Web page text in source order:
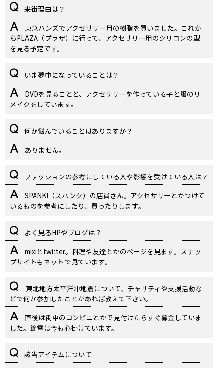
来街理由は？
東急ハンズでアクセサリー用の樹脂を買いました。これか
らPLAZA（プラザ）に行って、アクセサリー用のシリコンの型
を見る予定です。
いま夢中になっていることは？
DVDを見ることと、アクセサリーを作っている子と服のリ
メイクをしています。
何か悩んでいることはありますか？
ありません。
ファッションの参考にしている人や影響を受けている人は？
SPANK!（スパンク）の店員さん。アクセサリーとかつけて
いるものを参考にしたり、買ったりします。
よく見るHPやブログは？
mixiとtwitter。料理や友達とかのページを見ます。スナッ
プサイトもネットで見ています。
東北地方太平洋沖地震について、チャリティや支援活動な
どで何か参加したことがあれば教えて下さい。
直後は街中のコンビニとかで見付けたらすぐ募金していま
した。節電は今も心掛けています。
該当アイテムについて